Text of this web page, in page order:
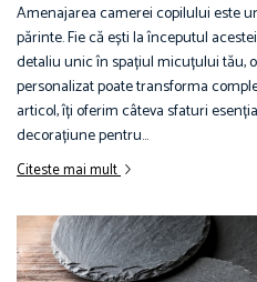
Amenajarea camerei copilului este
părinte. Fie că ești la începutul
detaliu unic în spațiul micuțului tău,
personalizat poate transforma
articol, îți oferim câteva sfaturi
decorațiune pentru...
Citeste mai mult